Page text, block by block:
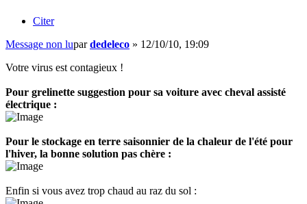
Citer
Message non lupardedeleco » 12/10/10, 19:09
Votre virus est contagieux !
Pour grelinette suggestion pour sa voiture avec cheval assisté
électrique :
Pour le stockage en terre saisonnier de la chaleur de l'été pour
l'hiver, la bonne solution pas chère :
Enfin si vous avez trop chaud au raz du sol :